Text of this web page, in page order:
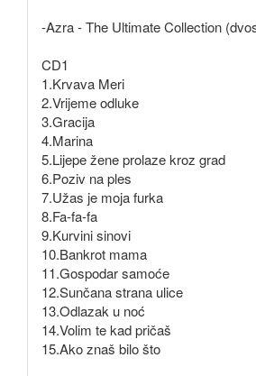
-Azra - The Ultimate Collection
CD1
1.Krvava Meri
2.Vrijeme odluke
3.Gracija
4.Marina
5.Lijepe žene prolaze kroz grad
6.Poziv na ples
7.Užas je moja furka
8.Fa-fa-fa
9.Kurvini sinovi
10.Bankrot mama
11.Gospodar samoće
12.Sunčana strana ulice
13.Odlazak u noć
14.Volim te kad pričaš
15.Ako znaš bilo što